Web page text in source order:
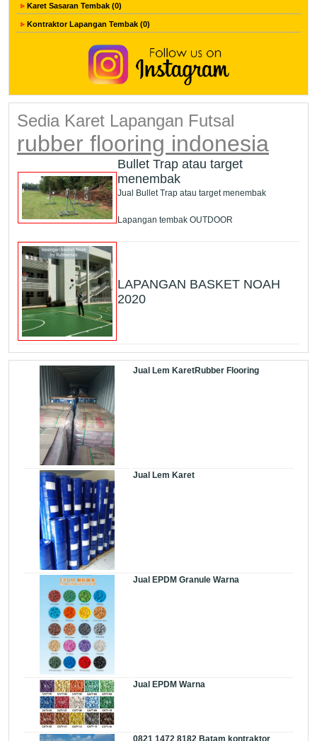
Karet Sasaran Tembak (0)
Kontraktor Lapangan Tembak (0)
Sedia Karet Lapangan Futsal
rubber flooring indonesia
Bullet Trap atau target
menembak
Jual Bullet Trap atau target menembak
Lapangan tembak OUTDOOR
LAPANGAN BASKET NOAH
2020
Jual Lem KaretRubber Flooring
Jual Lem Karet
Jual EPDM Granule Warna
Jual EPDM Warna
0821 1472 8182 Batam kontraktor